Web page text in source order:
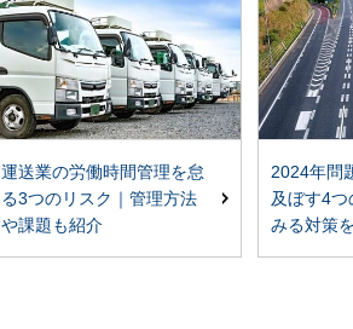
運送業の労働時間管理を怠
る3つのリスク｜管理方法
や課題も紹介
2024年問
及ぼす4つ
みる対策